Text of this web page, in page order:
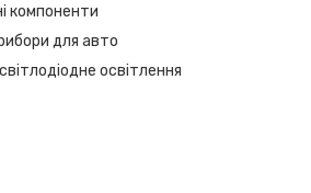
компоненти
для авто
освітлення